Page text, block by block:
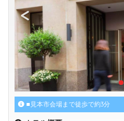
■見本市会場まで徒歩で約3分